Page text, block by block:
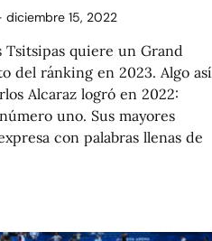
diciembre 15, 2022
Tsitsipas quiere un Grand
del ránking en 2023. Algo así
Alcaraz logró en 2022:
uno. Sus mayores
con palabras llenas de